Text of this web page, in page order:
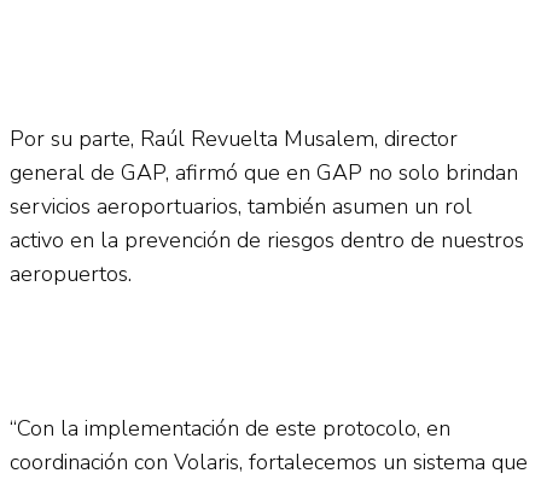
Por su parte, Raúl Revuelta Musalem, director
general de GAP, afirmó que en GAP no solo brindan
servicios aeroportuarios, también asumen un rol
activo en la prevención de riesgos dentro de nuestros
aeropuertos.
“Con la implementación de este protocolo, en
coordinación con Volaris, fortalecemos un sistema que